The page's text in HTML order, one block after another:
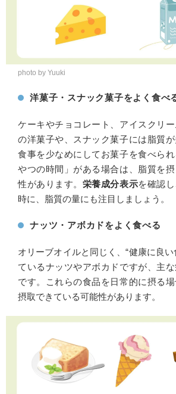
photo by Yuuki
洋菓子・スナック菓子をよく食べ
ケーキやチョコレート、アイスクリ
の洋菓子や、スナック菓子には脂質が
食事を少なめにしてお菓子を食べら
やつの時間」がある場合は、脂質を
性があります。 栄養成分表示を確認
時に、脂質の量にも注目しましょう。
ナッツ・アボカドをよく食べる
オリーブオイルと同じく、“健康に良
ているナッツやアボカドですが、主な
です。これらの食品を日常的に摂る
摂取できている可能性があります。